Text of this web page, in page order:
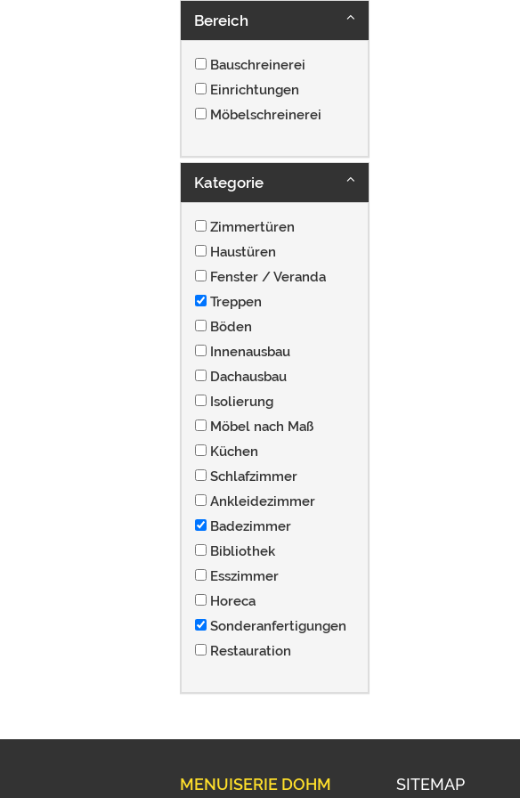
Bereich
Bauschreinerei
Einrichtungen
Möbelschreinerei
Kategorie
Zimmertüren
Haustüren
Fenster / Veranda
Treppen
Böden
Innenausbau
Dachausbau
Isolierung
Möbel nach Maß
Küchen
Schlafzimmer
Ankleidezimmer
Badezimmer
Bibliothek
Esszimmer
Horeca
Sonderanfertigungen
Restauration
MENUISERIE DOHM SITEMAP